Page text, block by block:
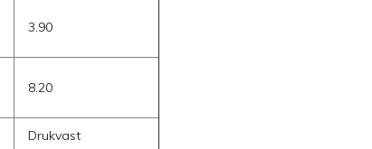
3.90
8.20
Drukvast